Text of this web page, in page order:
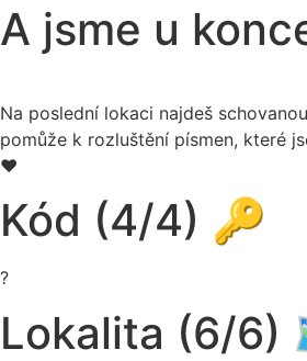
A jsme u
Na poslední lokaci najdeš
pomůže k rozluštění písmen, které
❤️
Kód (4/4) 🔑
?
Lokalita (6/